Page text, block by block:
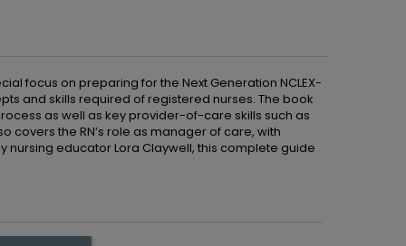
focus on preparing for the Next Generation NCLEX-
and skills required of registered nurses. The book
as well as key provider-of-care skills such as
the RN’s role as manager of care, with
educator Lora Claywell, this complete guide